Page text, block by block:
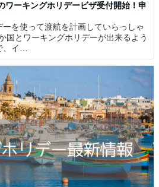
ワーキングホリデービザ受付開始！申
を使って渡航を計画していらっしゃ
国とワーキングホリデーが出来るよう
、イ…